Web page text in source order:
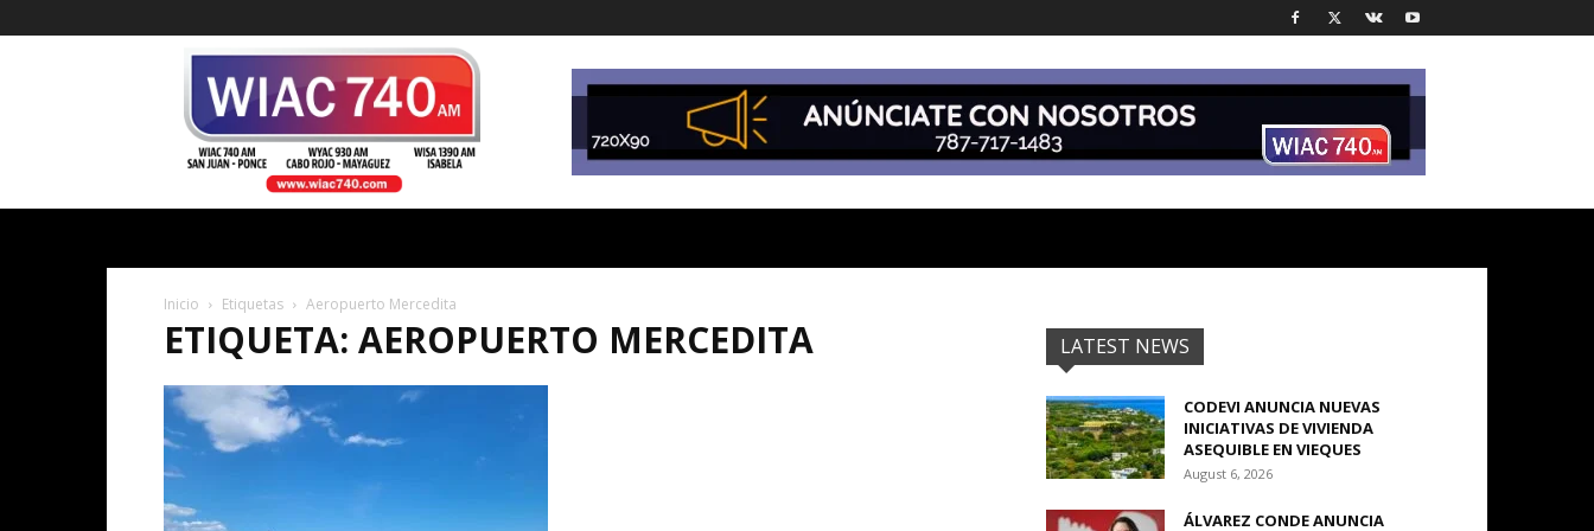
Inicio Etiquetas Aeropuerto Mercedita
ETIQUETA: AEROPUERTO MERCEDITA LATEST NEWS
CODEVI ANUNCIA NUEVAS
INICIATIVAS DE VIVIENDA
ASEQUIBLE EN VIEQUES
August 6, 2026
ÁLVAREZ CONDE ANUNCIA